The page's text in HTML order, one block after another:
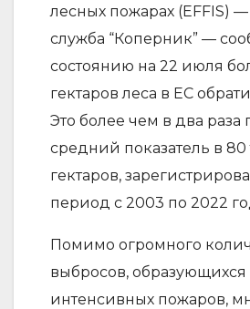
лесных пожарах (EFFIS)
служба “Коперник” —
состоянию на 22 июля
гектаров леса в ЕС
Это более чем в два
средний показатель в 80
гектаров,
период с 2003 по 2022
Помимо огромного
выбросов, образующихся
интенсивных пожаров,